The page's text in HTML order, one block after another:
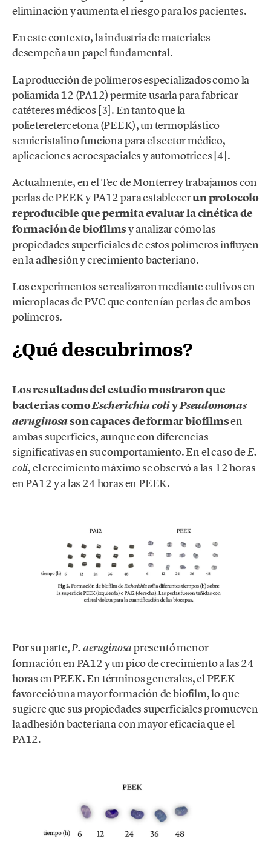
eliminación y aumenta el riesgo para los pacientes.
En este contexto, la industria de materiales
desempeña un papel fundamental.
La producción de polímeros especializados como la
poliamida 12 (PA12) permite usarla para fabricar
catéteres médicos [3]. En tanto que la
polieteretercetona (PEEK), un termoplástico
semicristalino funciona para el sector médico,
aplicaciones aeroespaciales y automotrices [4].
Actualmente, en el Tec de Monterrey trabajamos con
perlas de PEEK y PA12 para establecerun protocolo
reproducible que permita evaluar la cinética de
formación de biofilmsy analizar cómo las
propiedades superficiales de estos polímeros influyen
en la adhesión y crecimiento bacteriano.
Los experimentos se realizaron mediante cultivos en
microplacas de PVC que contenían perlas de ambos
polímeros.
¿Qué descubrimos?
Los resultados del estudio mostraron que
bacterias comoEscherichia coliyPseudomonas
aeruginosason capaces de formar biofilmsen
ambas superficies, aunque con diferencias
significativas en su comportamiento. En el caso deE.
coli, el crecimiento máximo se observó a las 12 horas
en PA12 y a las 24 horas en PEEK.
Por su parte,P. aeruginosapresentó menor
formación en PA12 y un pico de crecimiento a las 24
horas en PEEK. En términos generales, el PEEK
favoreció una mayor formación de biofilm, lo que
sugiere que sus propiedades superficiales promueven
la adhesión bacteriana con mayor eficacia que el
PA12.